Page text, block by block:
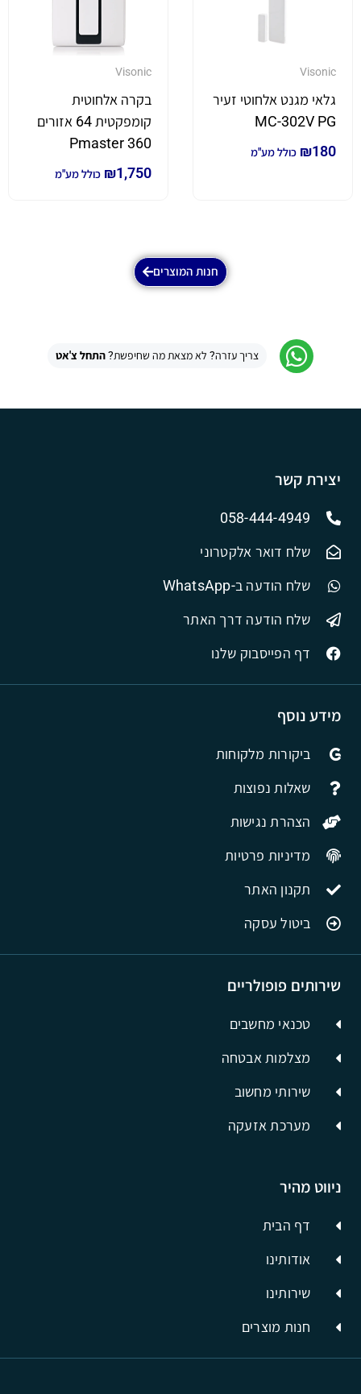
Visonic
גלאי מגנט אלחוטי זעיר
MC-302V PG
₪180 כולל מע"מ
Visonic
בקרה אלחוטית
קומפקטית 64 אזורים
Pmaster 360
₪1,750 כולל מע"מ
חנות המוצרים
צריך עזרה? לא מצאת מה שחיפשת?התחל צ'אט
ניווט מהיר
דף הבית
אודותינו
שירותינו
חנות מוצרים
שירותים פופולריים
טכנאי מחשבים
מצלמות אבטחה
שירותי מחשוב
מערכת אזעקה
מידע נוסף
ביקורות מלקוחות
שאלות נפוצות
הצהרת נגישות
מדיניות פרטיות
תקנון האתר
ביטול עסקה
יצירת קשר
058-444-4949
שלח דואר אלקטרוני
שלח הודעה ב-WhatsApp
שלח הודעה דרך האתר
דף הפייסבוק שלנו